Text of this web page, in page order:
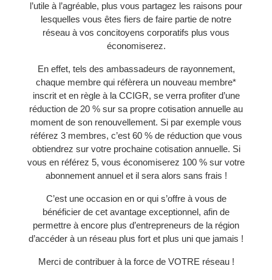
l’utile à l’agréable, plus vous partagez les raisons pour
lesquelles vous êtes fiers de faire partie de notre
réseau à vos concitoyens corporatifs plus vous
économiserez.
En effet, tels des ambassadeurs de rayonnement,
chaque membre qui réfèrera un nouveau membre*
inscrit et en règle à la CCIGR, se verra profiter d’une
réduction de 20 % sur sa propre cotisation annuelle au
moment de son renouvellement. Si par exemple vous
référez 3 membres, c’est 60 % de réduction que vous
obtiendrez sur votre prochaine cotisation annuelle. Si
vous en référez 5, vous économiserez 100 % sur votre
abonnement annuel et il sera alors sans frais !
C’est une occasion en or qui s’offre à vous de
bénéficier de cet avantage exceptionnel, afin de
permettre à encore plus d’entrepreneurs de la région
d’accéder à un réseau plus fort et plus uni que jamais !
Merci de contribuer à la force de VOTRE réseau !